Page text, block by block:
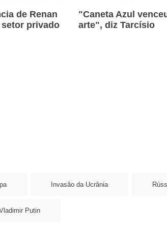
de Renan
privado
"Caneta Azul
arte", diz Tarcísio
Invasão da Ucrânia
Putin